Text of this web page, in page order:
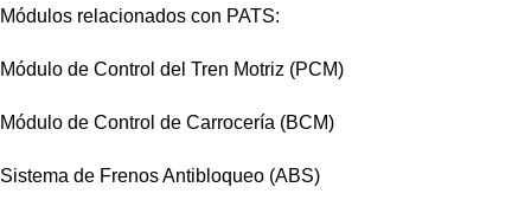
Módulos relacionados con PATS:
Módulo de Control del Tren Motriz (PCM)
Módulo de Control de Carrocería (BCM)
Sistema de Frenos Antibloqueo (ABS)